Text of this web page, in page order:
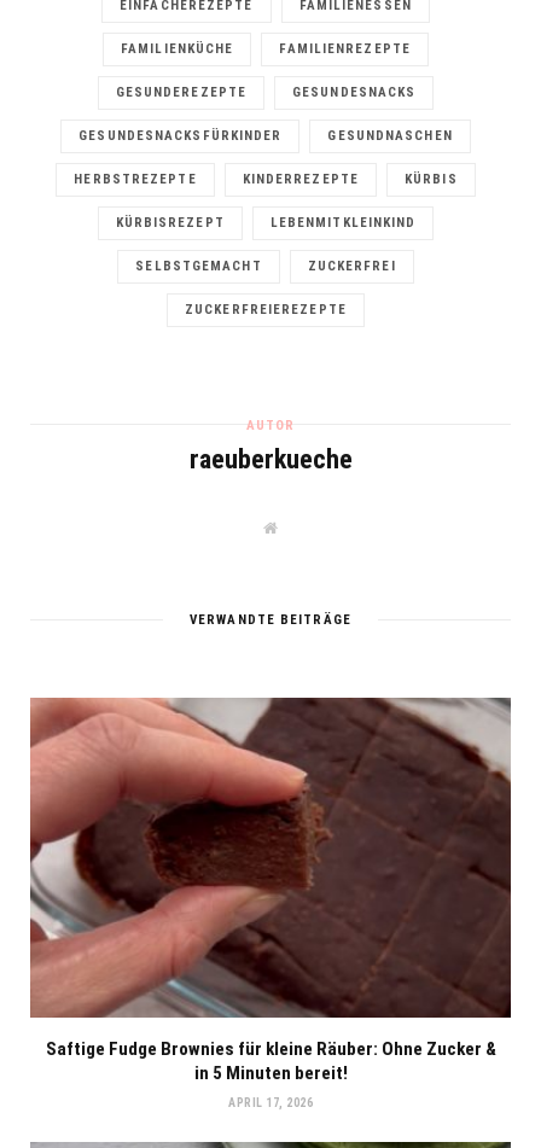
EINFACHEREZEPTE FAMILIENESSEN
FAMILIENKÜCHE FAMILIENREZEPTE
GESUNDEREZEPTE GESUNDESNACKS
GESUNDESNACKSFÜRKINDER GESUNDNASCHEN
HERBSTREZEPTE KINDERREZEPTE KÜRBIS
KÜRBISREZEPT LEBENMITKLEINKIND
SELBSTGEMACHT ZUCKERFREI
ZUCKERFREIEREZEPTE
AUTOR
raeuberkueche
W
e
VERWANDTE BEITRÄGE
Saftige Fudge Brownies für kleine Räuber: Ohne Zucker &
in 5 Minuten bereit!
APRIL 17, 2026